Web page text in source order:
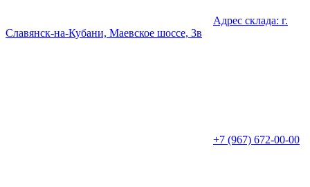
Адрес склада: г.
Славянск-на-Кубани, Маевское шоссе, 3в
+7 (967) 672-00-00